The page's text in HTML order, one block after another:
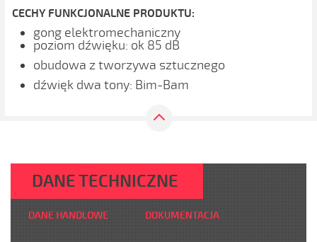
CECHY FUNKCJONALNE PRODUKTU:
gong elektromechaniczny
poziom dźwięku: ok 85 dB
obudowa z tworzywa sztucznego
dźwięk dwa tony: Bim-Bam
DANE TECHNICZNE
DANE HANDLOWE DOKUMENTACJA